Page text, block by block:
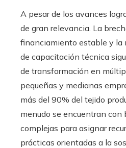
A pesar de los avances
de gran relevancia. La
financiamiento estable y la
de capacitación técnica
de transformación en
pequeñas y medianas
más del 90% del tejido
menudo se encuentran con
complejas para asignar
prácticas orientadas a la